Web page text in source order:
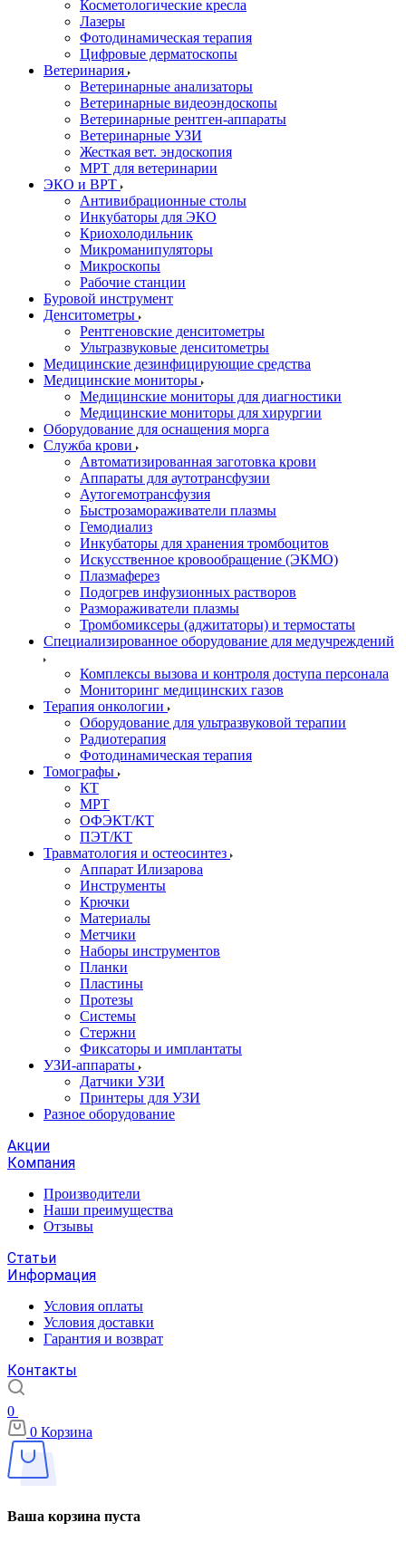
Косметологические кресла
Лазеры
Фотодинамическая терапия
Цифровые дерматоскопы
Ветеринария
Ветеринарные анализаторы
Ветеринарные видеоэндоскопы
Ветеринарные рентген-аппараты
Ветеринарные УЗИ
Жесткая вет. эндоскопия
МРТ для ветеринарии
ЭКО и ВРТ
Антивибрационные столы
Инкубаторы для ЭКО
Криохолодильник
Микроманипуляторы
Микроскопы
Рабочие станции
Буровой инструмент
Денситометры
Рентгеновские денситометры
Ультразвуковые денситометры
Медицинские дезинфицирующие средства
Медицинские мониторы
Медицинские мониторы для диагностики
Медицинские мониторы для хирургии
Оборудование для оснащения морга
Служба крови
Автоматизированная заготовка крови
Аппараты для аутотрансфузии
Аутогемотрансфузия
Быстрозамораживатели плазмы
Гемодиализ
Инкубаторы для хранения тромбоцитов
Искусственное кровообращение (ЭКМО)
Плазмаферез
Подогрев инфузионных растворов
Размораживатели плазмы
Тромбомиксеры (аджитаторы) и термостаты
Специализированное оборудование для медучреждений
Комплексы вызова и контроля доступа персонала
Мониторинг медицинских газов
Терапия онкологии
Оборудование для ультразвуковой терапии
Радиотерапия
Фотодинамическая терапия
Томографы
КТ
МРТ
ОФЭКТ/КТ
ПЭТ/КТ
Травматология и остеосинтез
Аппарат Илизарова
Инструменты
Крючки
Материалы
Метчики
Наборы инструментов
Планки
Пластины
Протезы
Системы
Стержни
Фиксаторы и имплантаты
УЗИ-аппараты
Датчики УЗИ
Принтеры для УЗИ
Разное оборудование
Акции
Компания
Производители
Наши преимущества
Отзывы
Статьи
Информация
Условия оплаты
Условия доставки
Гарантия и возврат
Контакты
0
0 Корзина
Ваша корзина пуста